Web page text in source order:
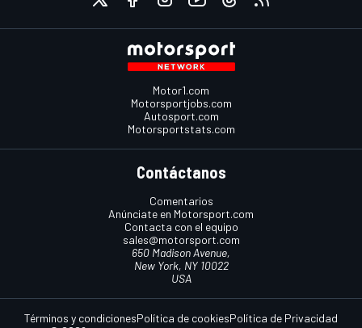
Motor1.com
Motorsportjobs.com
Autosport.com
Motorsportstats.com
Contáctanos
Comentarios
Anúnciate en Motorsport.com
Contacta con el equipo
sales@motorsport.com
650 Madison Avenue,
New York, NY 10022
USA
Términos y condicionesPolítica de cookiesPolítica de Privacidad